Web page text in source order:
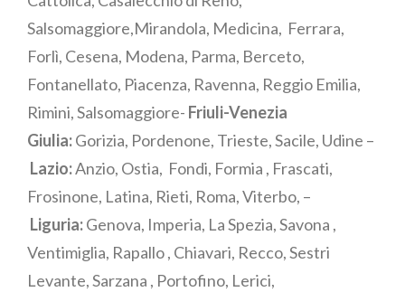
Salsomaggiore,Mirandola, Medicina, Ferrara,
Forlì, Cesena, Modena, Parma, Berceto,
Fontanellato, Piacenza, Ravenna, Reggio Emilia,
Rimini, Salsomaggiore- Friuli-Venezia
Giulia:Gorizia, Pordenone, Trieste, Sacile, Udine –
Lazio:Anzio, Ostia, Fondi, Formia , Frascati,
Frosinone, Latina, Rieti, Roma, Viterbo, –
Liguria:Genova, Imperia, La Spezia, Savona ,
Ventimiglia, Rapallo , Chiavari, Recco, Sestri
Levante, Sarzana , Portofino, Lerici,